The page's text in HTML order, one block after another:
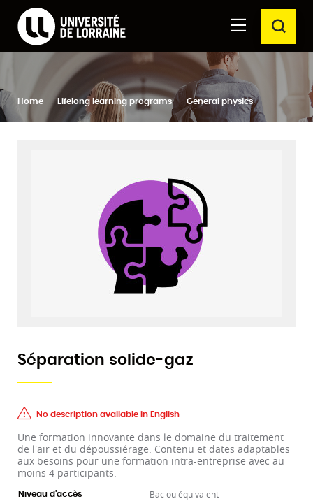
contenu
principal
moteur
de
recherche
Search
Close
Home Lifelong learning programs General physics
Séparation solide-gaz
No description available in English
Une formation innovante dans le domaine du traitement
de l'air et du dépoussiérage. Contenu et dates adaptables
aux besoins pour une formation intra-entreprise avec au
moins 4 participants.
Niveau d'accès Bac ou équivalent